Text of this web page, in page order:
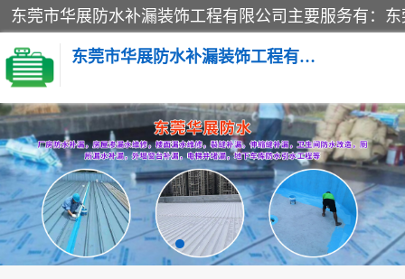
东莞市华展防水补漏装饰工程有限公司
楼面防水补漏
阳台卫生间防水补漏
金属房搭建及补漏